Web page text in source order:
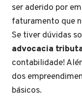
ser aderido por
faturamento que
Se tiver dúvidas
advocacia
contabilidade!
dos
básicos.